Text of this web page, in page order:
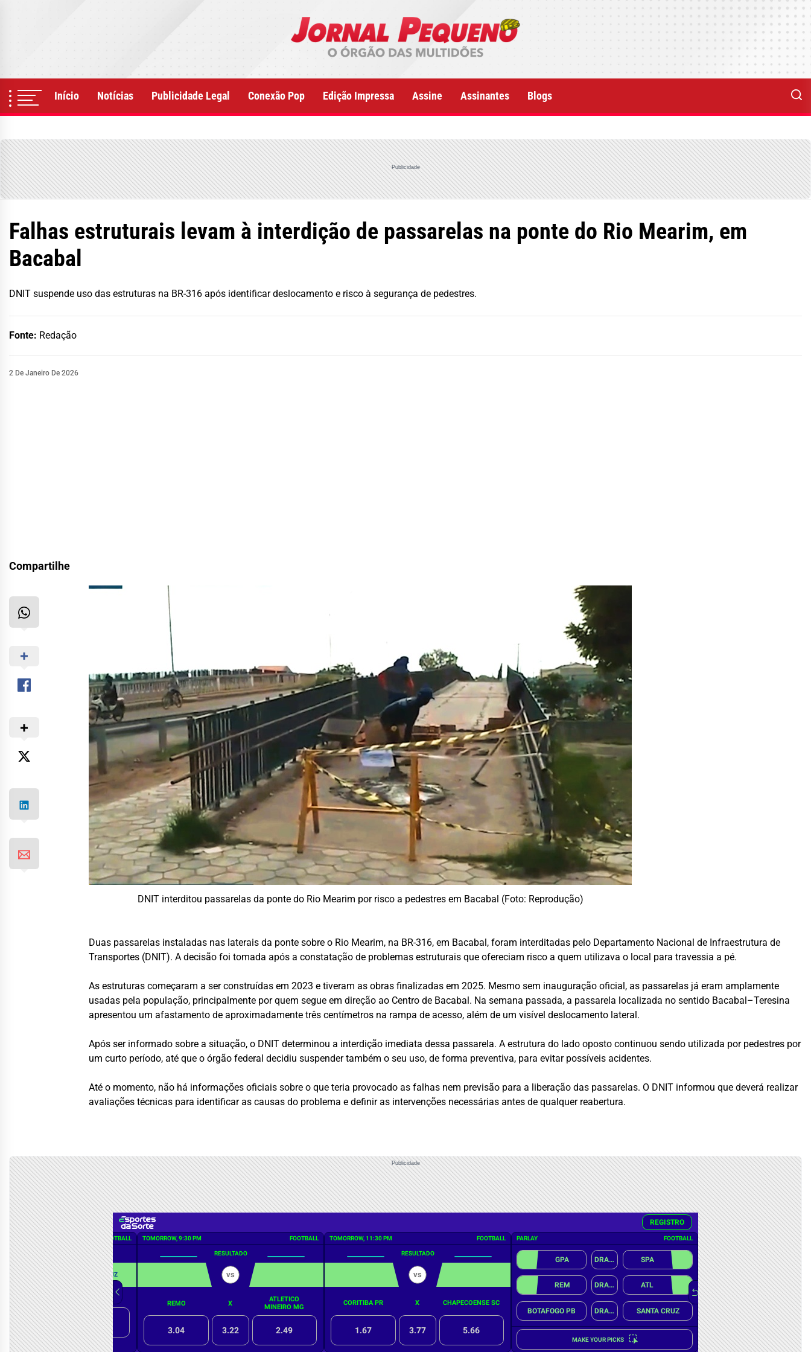
Início Notícias Publicidade Legal Conexão Pop Edição Impressa Assine Assinantes Blogs
Publicidade
Falhas estruturais levam à interdição de passarelas na ponte do Rio Mearim, em
Bacabal
DNIT suspende uso das estruturas na BR-316 após identificar deslocamento e risco à segurança de pedestres.
Fonte: Redação
2 De Janeiro De 2026
Compartilhe
DNIT interditou passarelas da ponte do Rio Mearim por risco a pedestres em Bacabal (Foto: Reprodução)
Duas passarelas instaladas nas laterais da ponte sobre o Rio Mearim, na BR-316, em Bacabal, foram interditadas pelo Departamento Nacional de Infraestrutura de
Transportes (DNIT). A decisão foi tomada após a constatação de problemas estruturais que ofereciam risco a quem utilizava o local para travessia a pé.
As estruturas começaram a ser construídas em 2023 e tiveram as obras finalizadas em 2025. Mesmo sem inauguração oficial, as passarelas já eram amplamente
usadas pela população, principalmente por quem segue em direção ao Centro de Bacabal. Na semana passada, a passarela localizada no sentido Bacabal–Teresina
apresentou um afastamento de aproximadamente três centímetros na rampa de acesso, além de um visível deslocamento lateral.
Após ser informado sobre a situação, o DNIT determinou a interdição imediata dessa passarela. A estrutura do lado oposto continuou sendo utilizada por pedestres por
um curto período, até que o órgão federal decidiu suspender também o seu uso, de forma preventiva, para evitar possíveis acidentes.
Até o momento, não há informações oficiais sobre o que teria provocado as falhas nem previsão para a liberação das passarelas. O DNIT informou que deverá realizar
avaliações técnicas para identificar as causas do problema e definir as intervenções necessárias antes de qualquer reabertura.
Publicidade